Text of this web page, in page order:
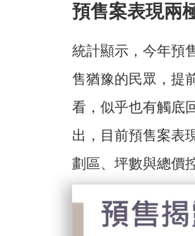
預售案表現兩
統計顯示，今年預
售猶豫的民眾，提
看，似乎也有觸底
出，目前預售案表
劃區、坪數與總價